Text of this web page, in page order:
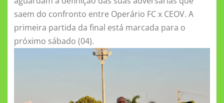
saem do confronto entre Operário FC x CEOV. A
primeira partida da final está marcada para o
próximo sábado (04).